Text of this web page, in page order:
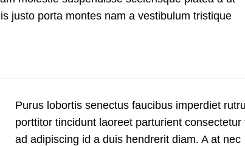
justo porta montes nam a vestibulum tristique
Purus lobortis senectus faucibus imperdiet
porttitor tincidunt laoreet parturient consectetur
ad adipiscing id a duis hendrerit diam. A at nec